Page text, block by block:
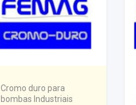
Cromo duro para
bombas Industriais